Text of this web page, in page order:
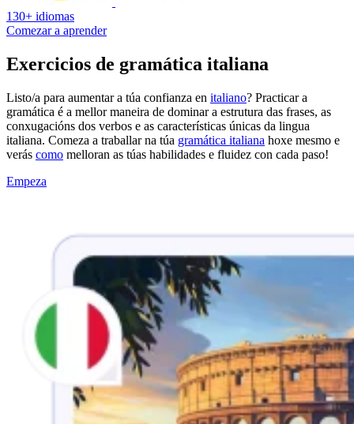
130+ idiomas
Comezar a aprender
Exercicios de gramática italiana
Listo/a para aumentar a túa confianza en italiano? Practicar a
gramática é a mellor maneira de dominar a estrutura das frases, as
conxugacións dos verbos e as características únicas da lingua
italiana. Comeza a traballar na túa gramática italiana hoxe mesmo e
verás como melloran as túas habilidades e fluidez con cada paso!
Empeza